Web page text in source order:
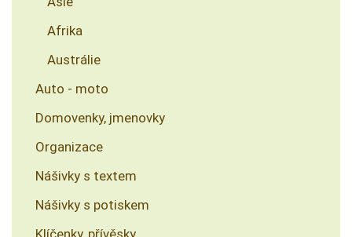
Afrika
Austrálie
Auto - moto
Domovenky, jmenovky
Organizace
Nášivky s textem
Nášivky s potiskem
Klíčenky, přívěsky